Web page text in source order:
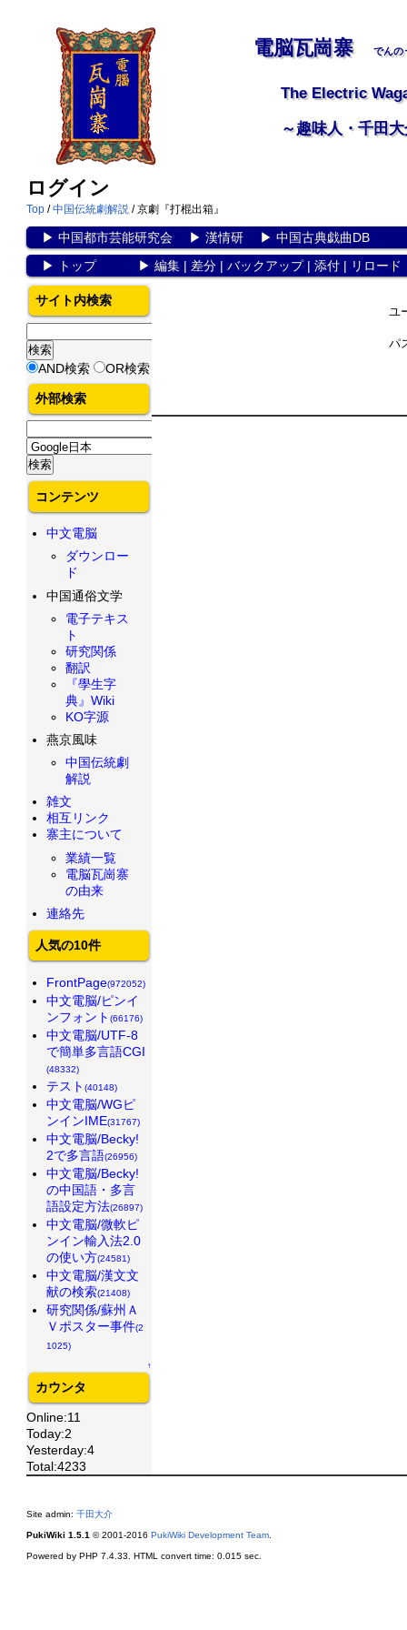
電脳瓦崗寨 でんの
The Electric
～趣味人・千田
ログイン
Top /中国伝統劇解説 / 京劇『打棍出箱』
▶ 中国都市芸能研究会▶ 漢情研▶ 中国古典戯曲DB
▶
トップ▶ 編集| 差分| バックアップ| 添付| リロード
ユ
パ
サイト内検索
AND検索 OR検索
外部検索
コンテンツ
中文電脳
ダウンロー
ド
中国通俗文学
電子テキス
ト
研究関係
翻訳
『學生字
典』Wiki
KO字源
燕京風味
中国伝統劇
解説
雑文
相互リンク
寨主について
業績一覧
電脳瓦崗寨
の由来
連絡先
人気の10件
FrontPage(972052)
中文電脳/ピンイ
ンフォント (66176)
中文電脳/UTF-8
で簡単多言語CGI
(48332)
テスト (40148)
中文電脳/WGピ
ンインIME(31767)
中文電脳/Becky!
2で多言語(26956)
中文電脳/Becky!
の中国語・多言
語設定方法(26897)
中文電脳/微軟ピ
ンイン輸入法2.0
の使い方(24581)
中文電脳/漢文文
献の検索(21408)
研究関係/蘇州Ａ
Ｖポスター事件(2
1025)
↑
カウンタ
Online:11
Today:2
Yesterday:4
Total:4233
Site admin: 千田大介
PukiWiki 1.5.1 © 2001-2016 PukiWiki Development Team.
Powered by PHP 7.4.33. HTML convert time: 0.015 sec.